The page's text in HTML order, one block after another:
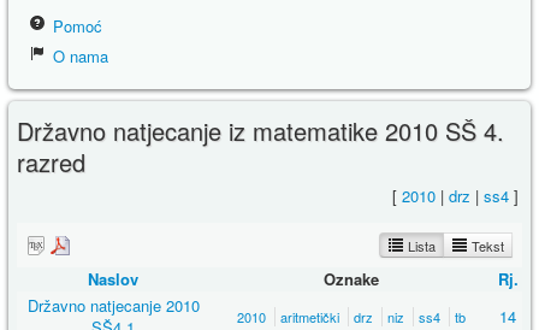
Pomoć
O nama
Državno natjecanje iz matematike 2010 SŠ 4.
razred
[ 2010 | drz | ss4 ]
Lista Tekst
Naslov Oznake
Rj.
Državno natjecanje 2010
2010 aritmetički drz niz ss4 tb 14